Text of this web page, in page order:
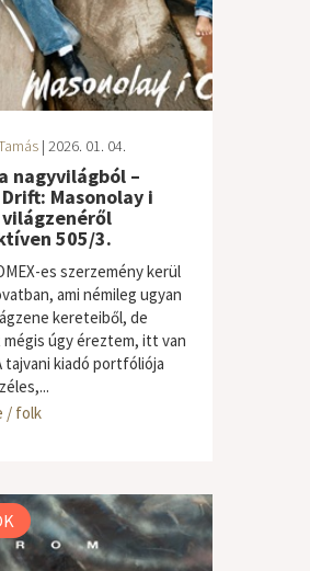
| 2026. 01. 04.
nagyvilágból –
Masonolay i
világzenéről
505/3.
es szerzemény kerül
ami némileg ugyan
kereteiből, de
mégis úgy éreztem, itt van
tajvani kiadó portfóliója
/ folk